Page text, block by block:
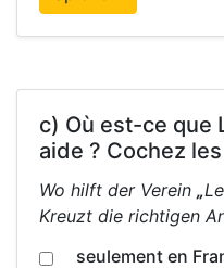
c) Où est-ce que
aide ? Cochez
Wo hilft der Verein „
Kreuzt die richtigen
seulement en